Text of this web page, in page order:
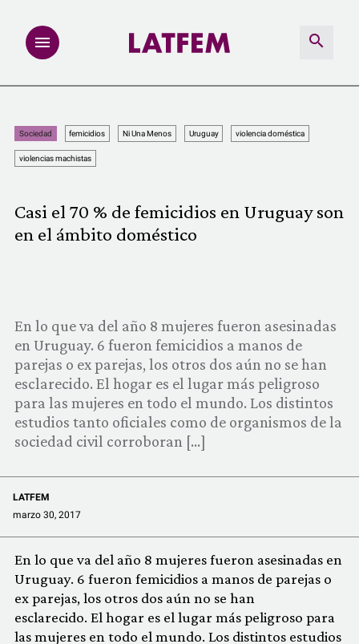
INVESTIGACIONES
REDACCIÓN ABIERTA
PRODUCTOS
COMUNIDAD
QUIÉNES SOMOS
Sociedad femicidios Ni Una Menos Uruguay violencia doméstica
violencias machistas
Casi el 70 % de femicidios en Uruguay son
en el ámbito doméstico
En lo que va del año 8 mujeres fueron asesinadas
en Uruguay. 6 fueron femicidios a manos de
parejas o ex parejas, los otros dos aún no se han
esclarecido. El hogar es el lugar más peligroso
para las mujeres en todo el mundo. Los distintos
estudios tanto oficiales como de organismos de la
sociedad civil corroboran […]
LATFEM
marzo 30, 2017
En lo que va del año 8 mujeres fueron asesinadas en
Uruguay. 6 fueron femicidios a manos de parejas o
ex parejas, los otros dos aún no se han
esclarecido. El hogar es el lugar más peligroso para
las mujeres en todo el mundo. Los distintos estudios